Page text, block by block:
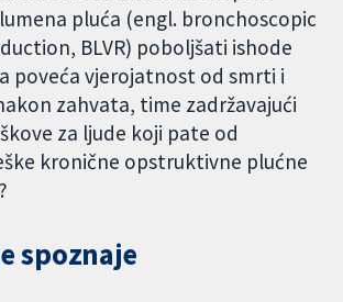
pluća (engl. bronchoscopic
BLVR) poboljšati ishode
poveća vjerojatnost od smrti i
zahvata, time zadržavajući
za ljude koji pate od
kronične opstruktivne plućne
spoznaje